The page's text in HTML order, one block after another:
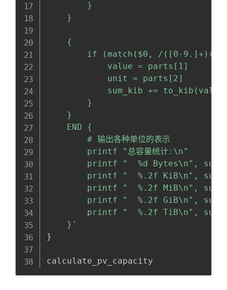
        }
    }
    {
if (match($0, /([0-
            value = parts[1]
            unit = parts[2]
sum_kib +=
        }
    }
    END {
        # 输出各种单位的表示
        printf "总容量统计:\n"
printf "  %d Bytes\n",
printf "  %.2f KiB\n",
printf "  %.2f MiB\n",
printf "  %.2f GiB\n",
printf "  %.2f TiB\n",
    }'
}
calculate_pv_capacity